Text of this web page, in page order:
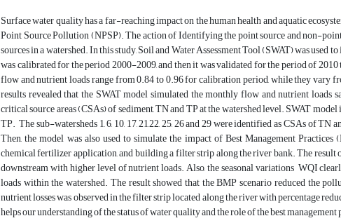
Surface water quality has a far-reaching impact on the human health and aquatic
Point Source Pollution (NPSP). The action of Identifying the point source and non-
sources in a watershed. In this study, Soil and Water Assessment Tool (SWAT) was
was calibrated for the period 2000-2009, and then it was validated for the period of
flow and nutrient loads range from 0.84 to 0.96 for calibration period, while they
results revealed that the SWAT model simulated the monthly flow and nutrient
critical source areas (CSAs) of sediment, TN and TP at the watershed level. SWAT
TP. The sub-watersheds 1, 6, 10, 17, 21,22, 25, 26 and 29 were identified as CSAs of
Then, the model was also used to simulate the impact of Best Management
chemical fertilizer application, and building a filter strip along the river bank. The
downstream with higher level of nutrient loads. Also, the seasonal variations WQI
loads within the watershed. The result showed that the BMP scenario reduced the
nutrient losses was observed in the filter strip located along the river with percentage
helps our understanding of the status of water quality and the role of the best